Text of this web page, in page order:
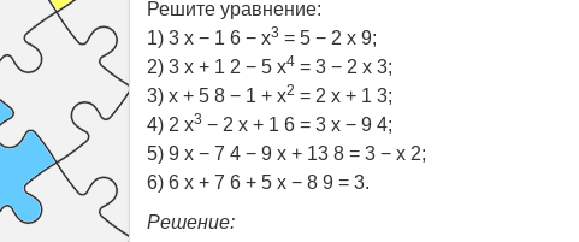
Решите уравнение:
1) 3 x − 1 6 − x3 = 5 − 2 x 9;
2) 3 x + 1 2 − 5 x4 = 3 − 2 x 3;
3) x + 5 8 − 1 + x2 = 2 x + 1 3;
4) 2 x3 − 2 x + 1 6 = 3 x − 9 4;
5) 9 x − 7 4 − 9 x + 13 8 = 3 − x 2;
6) 6 x + 7 6 + 5 x − 8 9 = 3.
Решение: